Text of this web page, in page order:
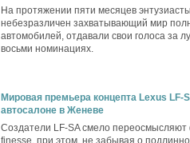
На протяжении пяти месяцев
небезразличен захватывающий мир
автомобилей, отдавали свои голоса за
восьми номинациях.
Мировая премьера концепта Lexus
автосалоне в Женеве
Создатели LF-SA смело